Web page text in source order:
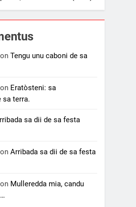
Tengu unu caboni de sa
Eratòsteni: sa
sa terra.
sa dii de sa festa
Arribada sa dii de sa festa
Mulleredda mia, candu